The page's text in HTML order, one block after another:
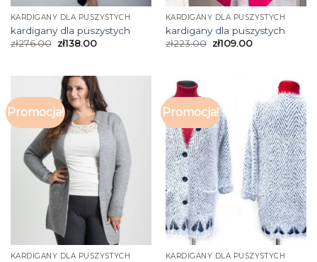
KARDIGANY DLA PUSZYSTYCH
kardigany dla puszystych
zł276.00 zł138.00
KARDIGANY DLA PUSZYSTYCH
kardigany dla puszystych
zł223.00 zł109.00
Promocja!
KARDIGANY DLA PUSZYSTYCH
Promocja!
KARDIGANY DLA PUSZYSTYCH